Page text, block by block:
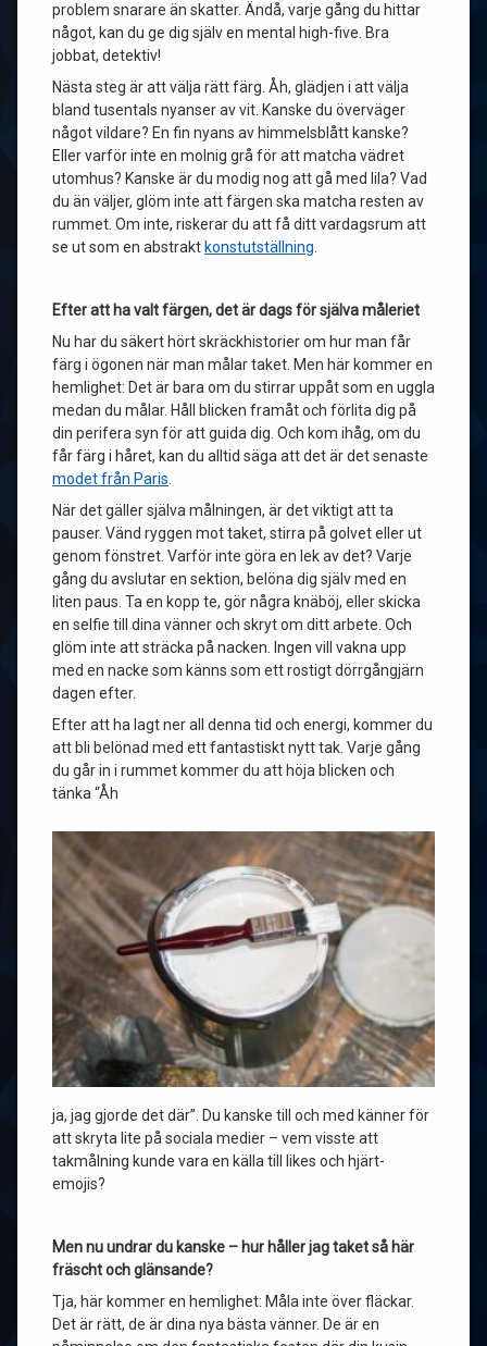
problem snarare än skatter. Ändå, varje gång du hittar
något, kan du ge dig själv en mental high-five. Bra
jobbat, detektiv!
Nästa steg är att välja rätt färg. Åh, glädjen i att välja
bland tusentals nyanser av vit. Kanske du överväger
något vildare? En fin nyans av himmelsblått kanske?
Eller varför inte en molnig grå för att matcha vädret
utomhus? Kanske är du modig nog att gå med lila? Vad
du än väljer, glöm inte att färgen ska matcha resten av
rummet. Om inte, riskerar du att få ditt vardagsrum att
se ut som en abstrakt konstutställning
Efter att ha valt färgen, det är dags för själva måleriet
Nu har du säkert hört skräckhistorier om hur man får
färg i ögonen när man målar taket. Men här kommer en
hemlighet: Det är bara om du stirrar uppåt som en uggla
medan du målar. Håll blicken framåt och förlita dig på
din perifera syn för att guida dig. Och kom ihåg, om du
får färg i håret, kan du alltid säga att det är det senaste
modet från Paris
När det gäller själva målningen, är det viktigt att ta
pauser. Vänd ryggen mot taket, stirra på golvet eller ut
genom fönstret. Varför inte göra en lek av det? Varje
gång du avslutar en sektion, belöna dig själv med en
liten paus. Ta en kopp te, gör några knäböj, eller skicka
en selfie till dina vänner och skryt om ditt arbete. Och
glöm inte att sträcka på nacken. Ingen vill vakna upp
med en nacke som känns som ett rostigt dörrgångjärn
dagen efter.
Efter att ha lagt ner all denna tid och energi, kommer du
att bli belönad med ett fantastiskt nytt tak. Varje gång
du går in i rummet kommer du att höja blicken och
tänka “Åh
ja, jag gjorde det där”. Du kanske till och med känner för
att skryta lite på sociala medier – vem visste att
takmålning kunde vara en källa till likes och hjärt-
emojis?
Men nu undrar du kanske – hur håller jag taket så här
fräscht och glänsande?
Tja, här kommer en hemlighet: Måla inte över fläckar.
Det är rätt, de är dina nya bästa vänner. De är en